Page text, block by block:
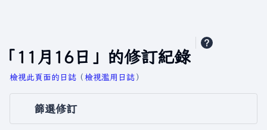
「11月16日」的修訂紀錄
檢視此頁面的日誌 ​（檢視濫用日誌）
篩選修訂